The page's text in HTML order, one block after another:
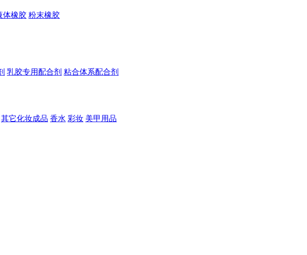
体橡胶 粉末橡胶
乳胶专用配合剂 粘合体系配合剂
其它化妆成品 香水 彩妆 美甲用品